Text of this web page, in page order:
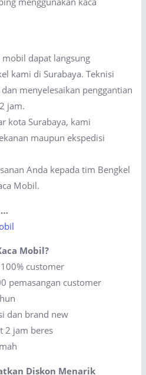
dapat langsung
kami di Surabaya. Teknisi
menyelesaikan penggantian
jam.
kota Surabaya, kami
maupun ekspedisi
Anda kepada tim Bengkel
Mobil.
Mobil?
customer
pemasangan customer
dan brand new
2 jam beres
Diskon Menarik